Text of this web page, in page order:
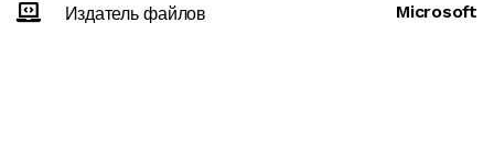
Издатель файлов Microsoft